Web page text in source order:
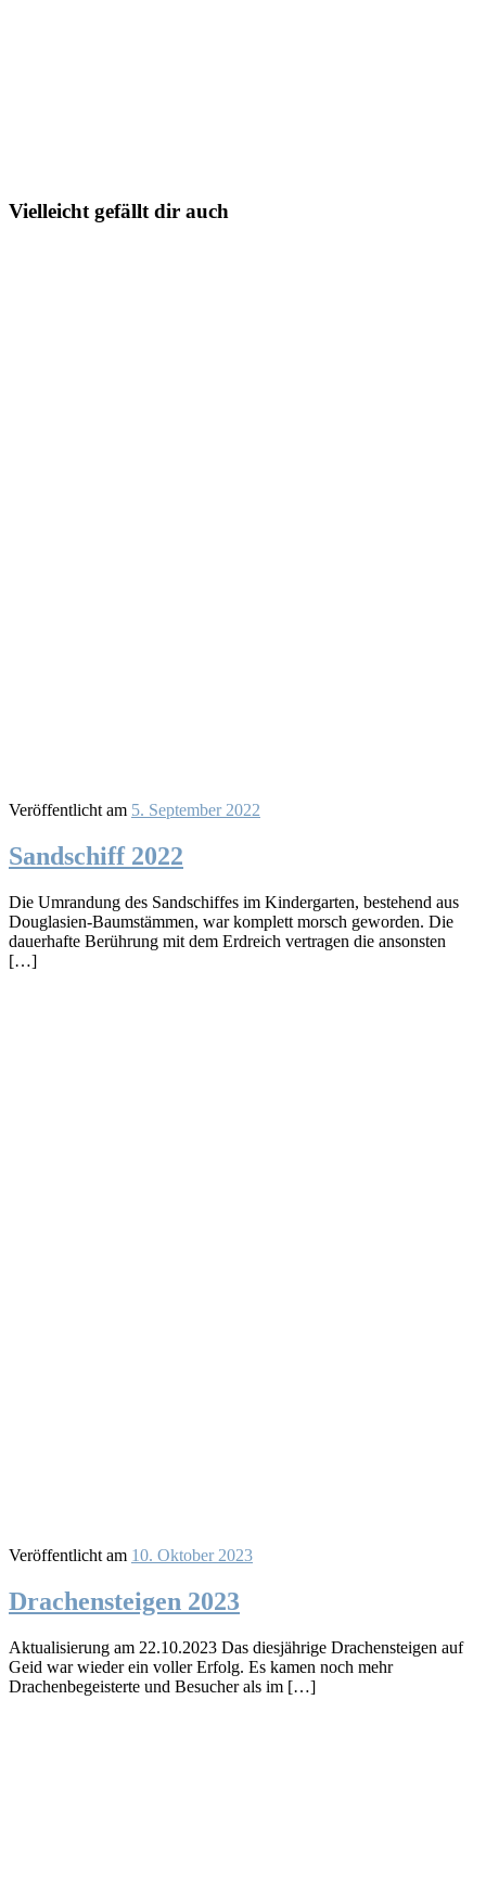
Vielleicht gefällt dir auch
Veröffentlicht am 5. September 2022
Sandschiff 2022
Die Umrandung des Sandschiffes im Kindergarten, bestehend aus
Douglasien-Baumstämmen, war komplett morsch geworden. Die
dauerhafte Berührung mit dem Erdreich vertragen die ansonsten
[…]
Veröffentlicht am 10. Oktober 2023
Drachensteigen 2023
Aktualisierung am 22.10.2023 Das diesjährige Drachensteigen auf
Geid war wieder ein voller Erfolg. Es kamen noch mehr
Drachenbegeisterte und Besucher als im […]